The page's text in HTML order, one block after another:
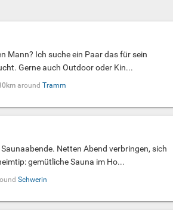
Mann? Ich suche ein Paar das für sein
Gerne auch Outdoor oder Kin...
aroundTramm
Netten Abend verbringen, sich
gemütliche Sauna im Ho...
Schwerin